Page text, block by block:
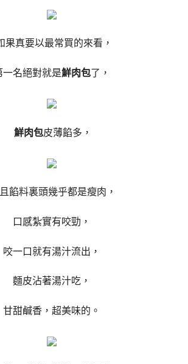
果真要以最常買的來看，
一名絕對就是鮮肉包了，
鮮肉包皮薄餡多，
餡料裏頭幾乎都是瘦肉，
口感紮實有咬勁，
咬一口就有湯汁流出，
麵皮沾著湯汁吃，
甘甜鹹香，超美味的。